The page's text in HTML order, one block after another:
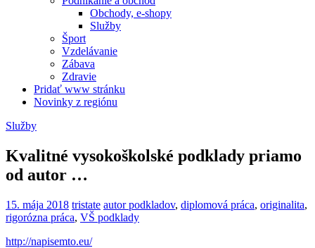
Obchody, e-shopy
Služby
Šport
Vzdelávanie
Zábava
Zdravie
Pridať www stránku
Novinky z regiónu
Služby
Kvalitné vysokoškolské podklady priamo
od autor …
15. mája 2018 tristate autor podkladov, diplomová práca, originalita,
rigorózna práca, VŠ podklady
http://napisemto.eu/